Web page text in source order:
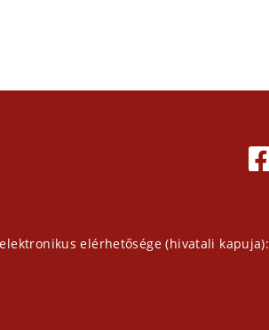
elérhetősége (hivatali kapuja):